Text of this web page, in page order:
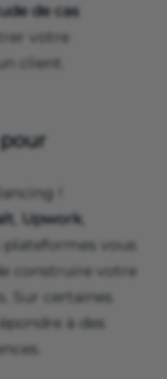
de cas
votre
client.
!
Upwork,
plateformes vous
construire votre
Sur certaines
à des